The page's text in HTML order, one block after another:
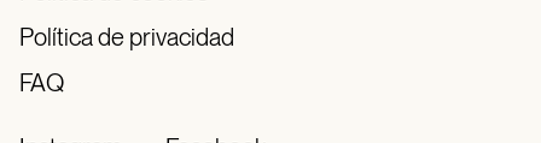
Política de privacidad
FAQ